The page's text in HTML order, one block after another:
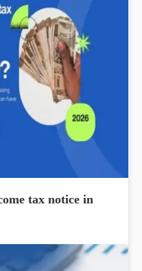
tax notice in